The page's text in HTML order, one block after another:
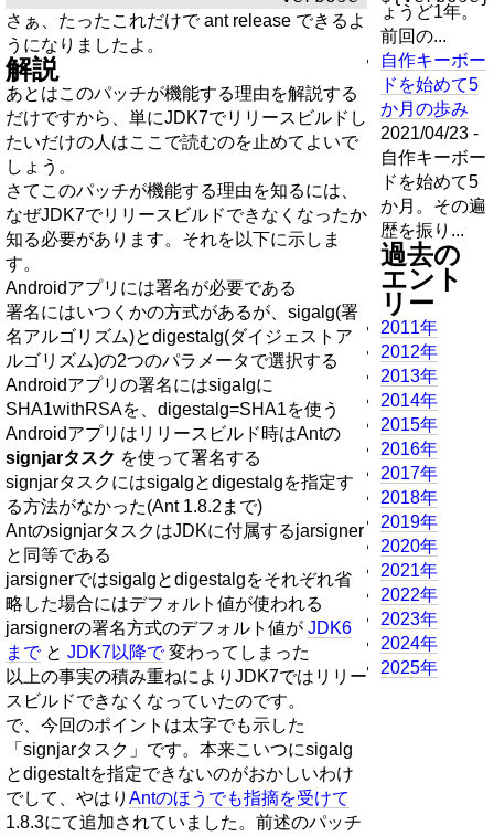
さぁ、たったこれだけで ant release できるよ
うになりましたよ。
解説
あとはこのパッチが機能する理由を解説する
だけですから、単にJDK7でリリースビルドし
たいだけの人はここで読むのを止めてよいで
しょう。
さてこのパッチが機能する理由を知るには、
なぜJDK7でリリースビルドできなくなったか
知る必要があります。それを以下に示しま
す。
Androidアプリには署名が必要である
署名にはいつくかの方式があるが、sigalg(署
名アルゴリズム)とdigestalg(ダイジェストア
ルゴリズム)の2つのパラメータで選択する
Androidアプリの署名にはsigalgに
SHA1withRSAを、digestalg=SHA1を使う
Androidアプリはリリースビルド時はAntの
signjarタスク を使って署名する
signjarタスクにはsigalgとdigestalgを指定す
る方法がなかった(Ant 1.8.2まで)
AntのsignjarタスクはJDKに付属するjarsigner
と同等である
jarsignerではsigalgとdigestalgをそれぞれ省
略した場合にはデフォルト値が使われる
jarsignerの署名方式のデフォルト値がJDK6
までとJDK7以降で変わってしまった
以上の事実の積み重ねによりJDK7ではリリー
スビルドできなくなっていたのです。
で、今回のポイントは太字でも示した
「signjarタスク」です。本来こいつにsigalg
とdigestaltを指定できないのがおかしいわけ
でして、やはりAntのほうでも指摘を受けて
1.8.3にて追加されていました。前述のパッチ
ょうど1年。
前回の...
自作キーボー
ドを始めて5
か月の歩み
2021/04/23 -
自作キーボー
ドを始めて5
か月。その遍
歴を振り...
過去の
エント
リー
2011年
2012年
2013年
2014年
2015年
2016年
2017年
2018年
2019年
2020年
2021年
2022年
2023年
2024年
2025年